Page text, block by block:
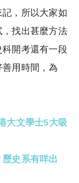
，所以大家如
找出甚麼方法
開考還有一段
用時間，為
大文學士5大吸
歷史系有咩出